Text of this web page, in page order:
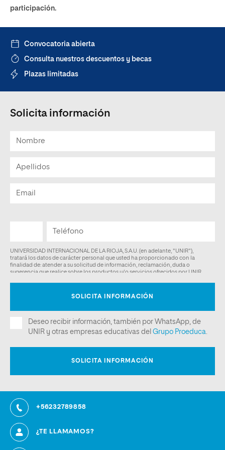
participación.
Convocatoria abierta
Consulta nuestros descuentos y becas
Plazas limitadas
Solicita información
+56232789858
¿TE LLAMAMOS?